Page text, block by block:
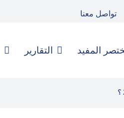
تواصل معنا
المفيد التقارير